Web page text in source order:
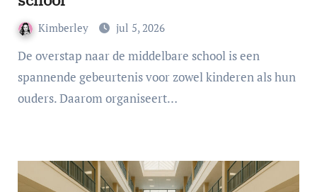
Kimberley jul 5, 2026
De overstap naar de middelbare school is een
spannende gebeurtenis voor zowel kinderen als hun
ouders. Daarom organiseert…